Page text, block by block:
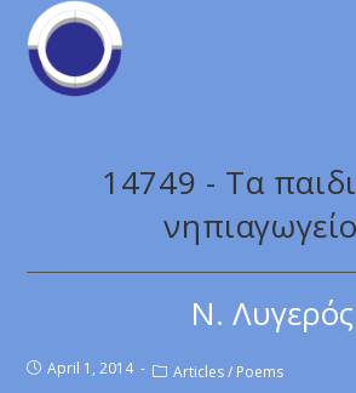
14749 - Τα
Ν. Λυγερός
April 1, 2014 Articles / Poems